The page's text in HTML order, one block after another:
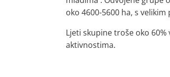
oko 4600-5600 ha, s
Ljeti skupine troše oko
aktivnostima.